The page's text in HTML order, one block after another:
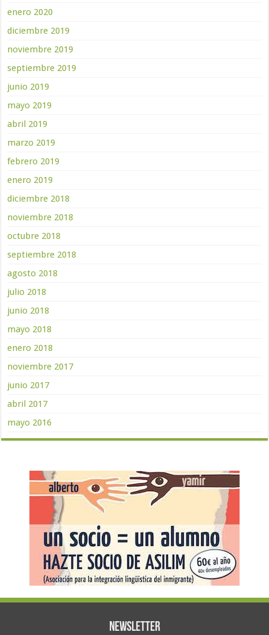
enero 2020
diciembre 2019
noviembre 2019
septiembre 2019
junio 2019
mayo 2019
abril 2019
marzo 2019
febrero 2019
enero 2019
diciembre 2018
noviembre 2018
octubre 2018
septiembre 2018
agosto 2018
julio 2018
junio 2018
mayo 2018
enero 2018
noviembre 2017
junio 2017
abril 2017
mayo 2016
Newsletter